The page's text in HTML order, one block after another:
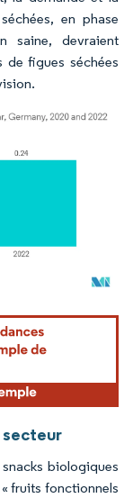
en phase
saine, devraient
de figues séchées
attribution sous CC BY
biologiques
fruits fonctionnels